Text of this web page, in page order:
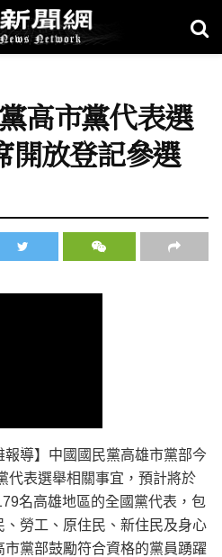
高市黨代表選
開放登記參選
報導】中國國民黨高雄市黨部今
代表選舉相關事宜，預計將於
名高雄地區的全國黨代表，包
勞工、原住民、新住民及身心
黨部鼓勵符合資格的黨員踴躍